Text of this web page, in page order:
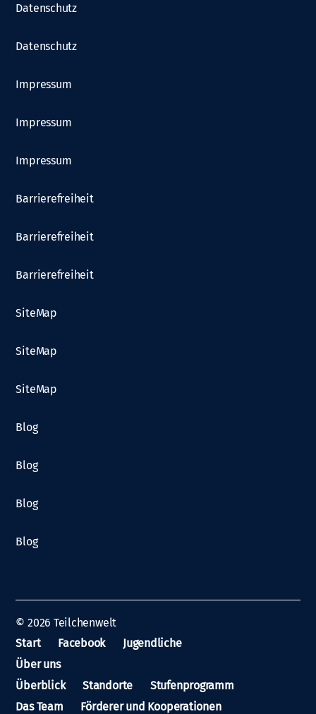
Datenschutz
Datenschutz
Impressum
Impressum
Impressum
Barrierefreiheit
Barrierefreiheit
Barrierefreiheit
SiteMap
SiteMap
SiteMap
Blog
Blog
Blog
Blog
© 2026 Teilchenwelt
Start
Facebook
Jugendliche
Über uns
Überblick
Standorte
Stufenprogramm
Das Team
Förderer und Kooperationen